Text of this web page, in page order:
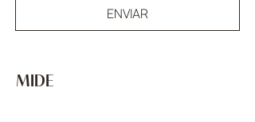
ENVIAR
MIDE